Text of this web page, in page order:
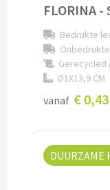
Cocktailsets
Heupflesjes
Proteine shakers
Rietjes bedrukken
FLORINA
Bedrukte
Gerecycled
Ø1X13,9 CM
vanaf € 0,43
DUURZAME